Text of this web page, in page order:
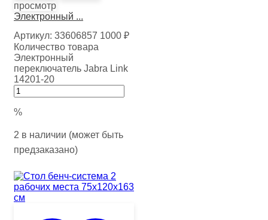
просмотр
Электронный ...
Артикул: 33606857 1000 ₽
Количество товара
Электронный
переключатель Jabra Link
14201-20
%
2 в наличии (может быть
предзаказано)